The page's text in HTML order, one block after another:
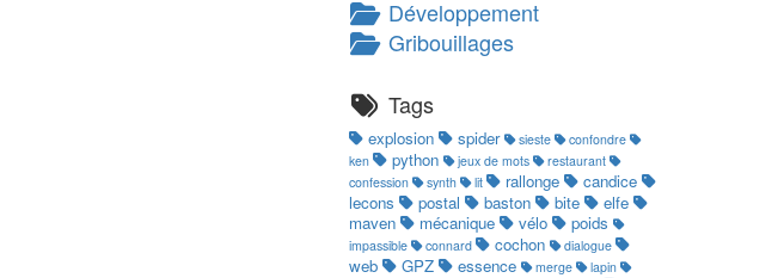
Développement
Gribouillages
Tags
explosion spider sieste
confondre
ken
python jeux de mots
restaurant
confession
synth lit rallonge
candice
lecons
postal baston bite
elfe
maven
mécanique vélo poids
impassible connard cochon dialogue
web GPZ essence merge
lapin